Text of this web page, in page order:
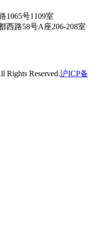
号1109室
路58号A座206-208室
Rights Reserved.沪ICP备